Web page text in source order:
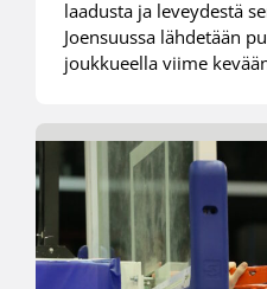
laadusta ja leveydestä
Joensuussa lähdetään
joukkueella viime